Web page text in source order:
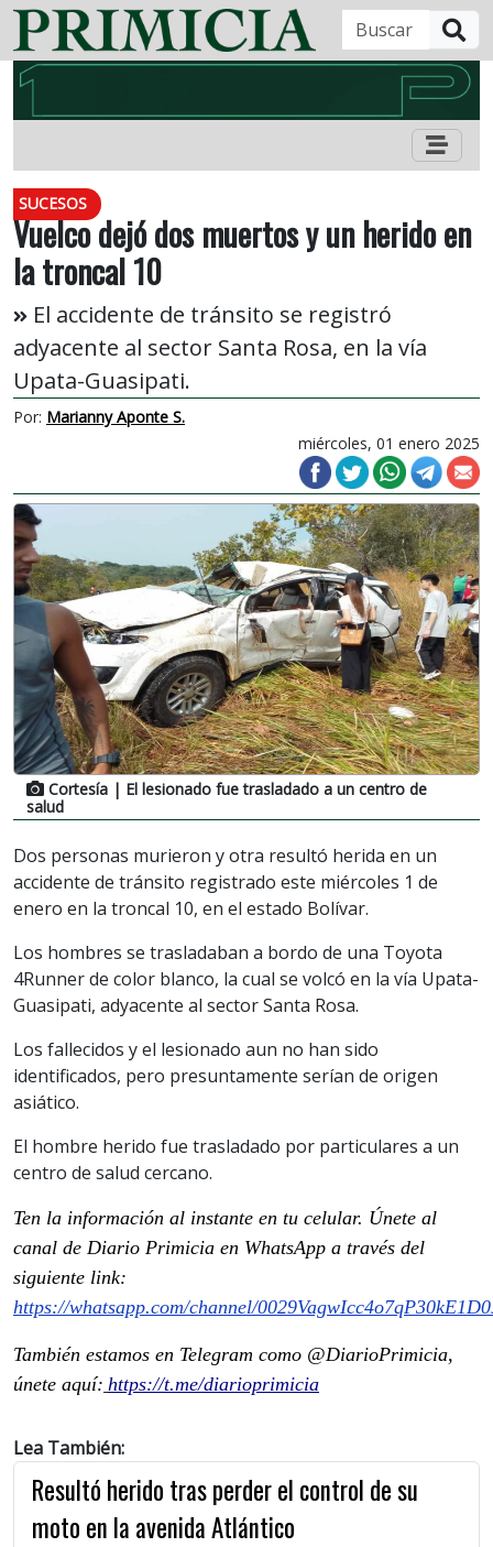
SUCESOS
Vuelco dejó dos muertos y un herido en
la troncal 10
El accidente de tránsito se registró
adyacente al sector Santa Rosa, en la vía
Upata-Guasipati.
Por: Marianny Aponte S.
miércoles, 01 enero 2025
Cortesía | El lesionado fue trasladado a un centro de
salud
Dos personas murieron y otra resultó herida en un
accidente de tránsito registrado este miércoles 1 de
enero en la troncal 10, en el estado Bolívar.
Los hombres se trasladaban a bordo de una Toyota
4Runner de color blanco, la cual se volcó en la vía Upata-
Guasipati, adyacente al sector Santa Rosa.
Los fallecidos y el lesionado aun no han sido
identificados, pero presuntamente serían de origen
asiático.
El hombre herido fue trasladado por particulares a un
centro de salud cercano.
Ten la información al instante en tu celular. Únete al
canal de Diario Primicia en WhatsApp a través del
siguiente link:
https://whatsapp.com/channel/
También estamos en Telegram como @DiarioPrimicia,
únete aquí: https://t.me/diarioprimicia
Lea También:
Resultó herido tras perder el control de su
moto en la avenida Atlántico